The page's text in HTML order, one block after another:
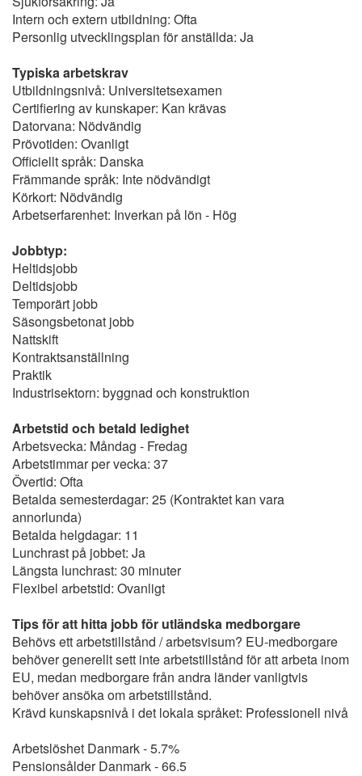
Intern och extern utbildning: Ofta
Personlig utvecklingsplan för anställda: Ja
Typiska arbetskrav
Utbildningsnivå: Universitetsexamen
Certifiering av kunskaper: Kan krävas
Datorvana: Nödvändig
Prövotiden: Ovanligt
Officiellt språk: Danska
Främmande språk: Inte nödvändigt
Körkort: Nödvändig
Arbetserfarenhet: Inverkan på lön - Hög
Jobbtyp:
Heltidsjobb
Deltidsjobb
Temporärt jobb
Säsongsbetonat jobb
Nattskift
Kontraktsanställning
Praktik
Industrisektorn: byggnad och konstruktion
Arbetstid och betald ledighet
Arbetsvecka: Måndag - Fredag
Arbetstimmar per vecka: 37
Övertid: Ofta
Betalda semesterdagar: 25 (Kontraktet kan vara
annorlunda)
Betalda helgdagar: 11
Lunchrast på jobbet: Ja
Längsta lunchrast: 30 minuter
Flexibel arbetstid: Ovanligt
Tips för att hitta jobb för utländska medborgare
Behövs ett arbetstillstånd / arbetsvisum? EU-medborgare
behöver generellt sett inte arbetstillstånd för att arbeta inom
EU, medan medborgare från andra länder vanligtvis
behöver ansöka om arbetstillstånd.
Krävd kunskapsnivå i det lokala språket: Professionell nivå
Arbetslöshet Danmark - 5.7%
Pensionsålder Danmark - 66.5